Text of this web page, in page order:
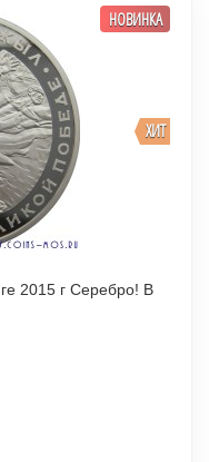
ХИТ
НОВИНКА
Серебро! В